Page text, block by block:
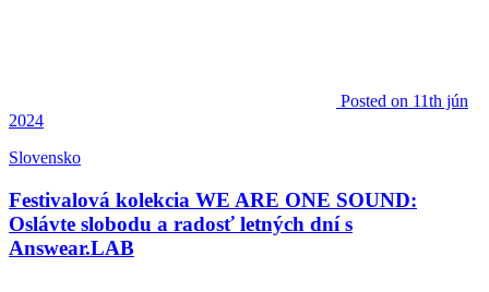
Posted on 11th jún
2024
Slovensko
Festivalová kolekcia WE ARE ONE SOUND:
Oslávte slobodu a radosť letných dní s
Answear.LAB